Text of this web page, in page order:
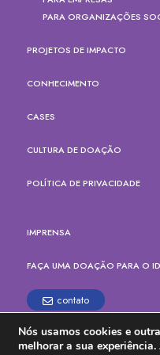
PARA ORGANIZAÇÕES
PROJETOS DE IMPACTO
CONHECIMENTO
CASES
CULTURA DE DOAÇÃO
POLÍTICA DE PRIVACIDADE
IMPRENSA
FAÇA UMA DOAÇÃO PARA O
contato
Nós usamos cookies e
melhorar a sua